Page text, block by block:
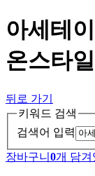
아세테
온스타일
뒤로 가기
키워드 검색
검색어 입력
장바구니 0개 담겨